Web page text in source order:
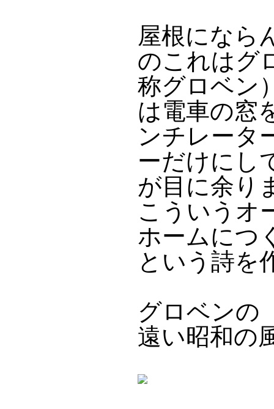
屋根になら
のこれはグ
称グロベン
は電車の窓
ンチレータ
ーだけにし
が目に余り
こういうオ
ホームにつ
という詩を
グロベンの
遠い昭和の